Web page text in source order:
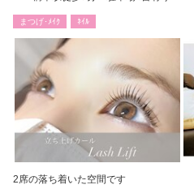
まつげ･ﾒｲｸ ﾈｲﾙ
2席の落ち着いた空間です